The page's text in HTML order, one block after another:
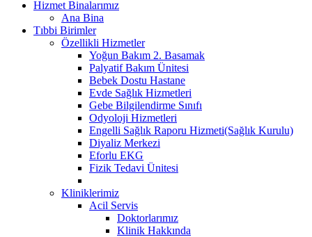
Hizmet Binalarımız
Ana Bina
Tıbbi Birimler
Özellikli Hizmetler
Yoğun Bakım 2. Basamak
Palyatif Bakım Ünitesi
Bebek Dostu Hastane
Evde Sağlık Hizmetleri
Gebe Bilgilendirme Sınıfı
Odyoloji Hizmetleri
Engelli Sağlık Raporu Hizmeti(Sağlık Kurulu)
Diyaliz Merkezi
Eforlu EKG
Fizik Tedavi Ünitesi
Kliniklerimiz
Acil Servis
Doktorlarımız
Klinik Hakkında